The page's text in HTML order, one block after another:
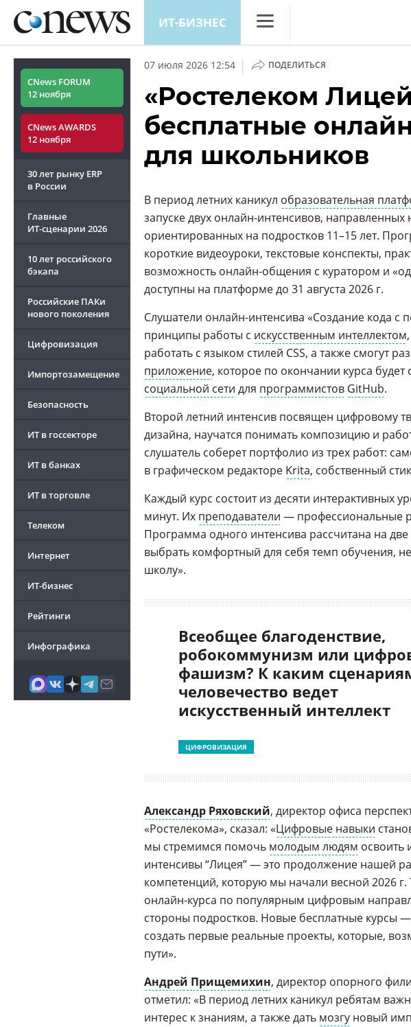
ИТ-БИЗНЕС
Конференции
Маркет
Техника
CNews FORUM
12 ноября
CNews AWARDS
12 ноября
30 лет рынку ERP
в России
Главные
ИТ-сценарии 2026
10 лет российского
бэкапа
Российские ПАКи
нового поколения
Цифровизация
Импортозамещение
Безопасность
ИТ в госсекторе
ИТ в банках
ИТ в торговле
Телеком
Интернет
ИТ-бизнес
Рейтинги
Инфографика
07 июля 2026 12:54 | ПОДЕЛИТЬСЯ
«Ростелеком
бесплатные
для школьников
В период летних каникул образовательная
запуске двух онлайн-интенсивов,
ориентированных на подростков 11–15 лет.
короткие видеоуроки, текстовые конспекты,
возможность онлайн-общения с куратором и
доступны на платформе до 31 августа 2026 г.
Слушатели онлайн-интенсива «Создание кода
принципы работы с искусственным интеллектом
работать с языком стилей CSS, а также смогут
приложение, которое по окончании курса
социальной сети для программистов GitHub.
Второй летний интенсив посвящен цифровому
дизайна, научатся понимать композицию и
слушатель соберет портфолио из трех работ:
в графическом редакторе Krita, собственный
Каждый курс состоит из десяти интерактивных
минут. Их преподаватели — профессиональные
Программа одного интенсива рассчитана на
выбрать комфортный для себя темп обучения,
школу».
Всеобщее благоденствие,
робокоммунизм или
фашизм? К каким
человечество ведет
искусственный интеллект
ЦИФРОВИЗАЦИЯ
Александр Ряховский, директор офиса
«Ростелекома», сказал: «Цифровые навыки
мы стремимся помочь молодым людям освоить
интенсивы “Лицея” — это продолжение нашей
компетенций, которую мы начали весной 2026
онлайн-курса по популярным цифровым
стороны подростков. Новые бесплатные курсы
создать первые реальные проекты, которые,
пути».
Андрей Прищемихин, директор опорного
отметил: «В период летних каникул ребятам
интерес к знаниям, а также дать мозгу новый